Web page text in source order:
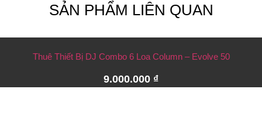
SẢN PHẨM LIÊN QUAN
Thuê Thiết Bị DJ Combo 6 Loa Column – Evolve 50
9.000.000 ₫